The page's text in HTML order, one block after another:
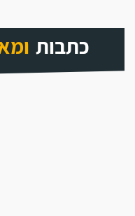
כתבות